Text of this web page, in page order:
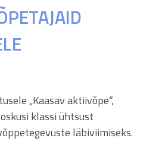
„Kaasav aktiivõpe“,
klassi ühtsust
läbiviimiseks.